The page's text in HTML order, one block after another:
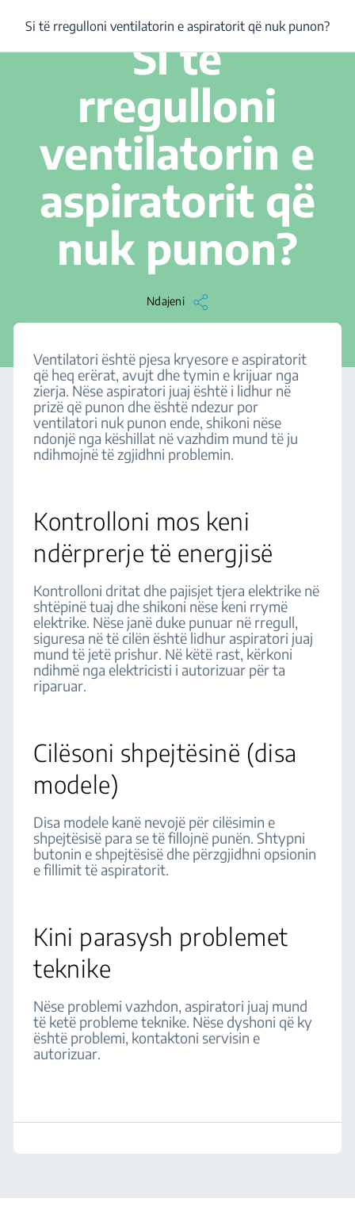
Si të rregulloni ventilatorin e aspiratorit që nuk punon?
1 min. Lexojeni
Si të
rregulloni
ventilatorin e
aspiratorit që
nuk punon?
Ndajeni
Si të rregulloni ventilatorin e aspiratorit që nuk punon?
Ventilatori është pjesa kryesore e aspiratorit
që heq erërat, avujt dhe tymin e krijuar nga
zierja. Nëse aspiratori juaj është i lidhur në
prizë që punon dhe është ndezur por
ventilatori nuk punon ende, shikoni nëse
ndonjë nga këshillat në vazhdim mund të ju
ndihmojnë të zgjidhni problemin.
Kontrolloni mos keni
ndërprerje të energjisë
Kontrolloni dritat dhe pajisjet tjera elektrike në
shtëpinë tuaj dhe shikoni nëse keni rrymë
elektrike. Nëse janë duke punuar në rregull,
siguresa në të cilën është lidhur aspiratori juaj
mund të jetë prishur. Në këtë rast, kërkoni
ndihmë nga elektricisti i autorizuar për ta
riparuar.
Cilësoni shpejtësinë (disa
modele)
Disa modele kanë nevojë për cilësimin e
shpejtësisë para se të fillojnë punën. Shtypni
butonin e shpejtësisë dhe përzgjidhni opsionin
e fillimit të aspiratorit.
Kini parasysh problemet
teknike
Nëse problemi vazhdon, aspiratori juaj mund
të ketë probleme teknike. Nëse dyshoni që ky
është problemi, kontaktoni servisin e
autorizuar.